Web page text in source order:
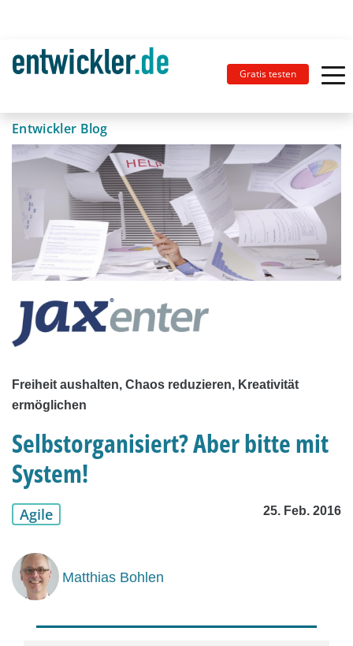
Gratis testen
Entwickler Blog
Freiheit aushalten, Chaos reduzieren, Kreativität
ermöglichen
Selbstorganisiert? Aber bitte mit
System!
Agile 25. Feb. 2016
Matthias Bohlen